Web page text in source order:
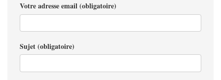
Votre adresse email (obligatoire)
Sujet (obligatoire)